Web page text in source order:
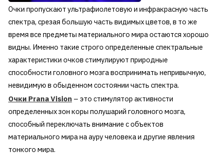
Очки пропускают ультрафиолетовую и инфракрасную часть
спектра, срезая большую часть видимых цветов, в то же
время все предметы материального мира остаются хорошо
видны. Именно такие строго определенные спектральные
характеристики очков стимулируют природные
способности головного мозга воспринимать непривычную,
невидимую в обыденном состоянии часть спектра.
Очки Prana Vision – это стимулятор активности
определенных зон коры полушарий головного мозга,
способный переключать внимание с объектов
материального мира на ауру человека и другие явления
тонкого мира.